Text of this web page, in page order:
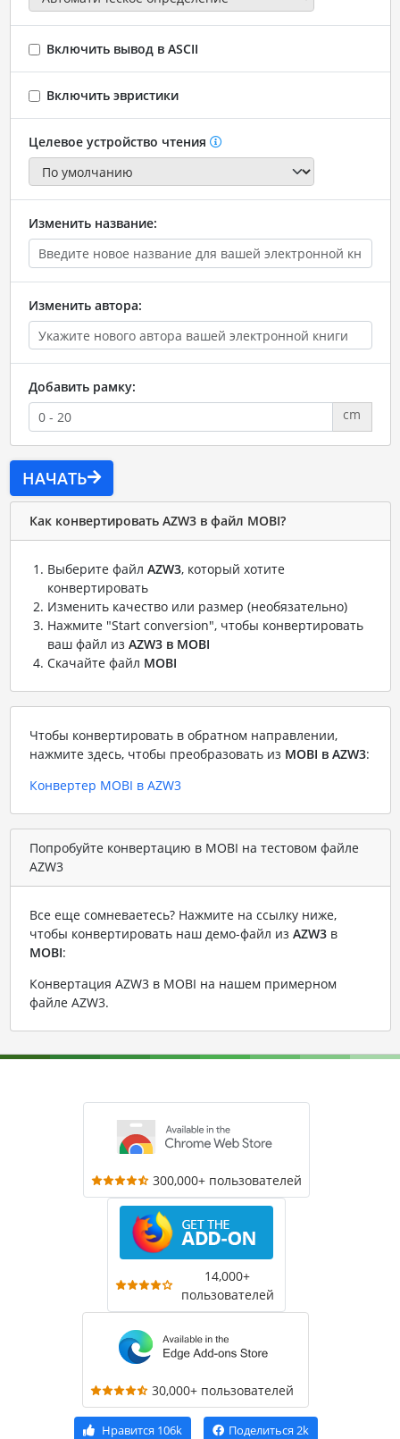
Включить вывод в ASCII
Включить эвристики
Целевое устройство чтения
Изменить название:
Изменить автора:
Добавить рамку:
cm
НАЧАТЬ
Как конвертировать AZW3 в файл MOBI?
Выберите файл AZW3, который хотите
конвертировать
Изменить качество или размер (необязательно)
Нажмите "Start conversion", чтобы конвертировать
ваш файл из AZW3 в MOBI
Скачайте файл MOBI
Чтобы конвертировать в обратном направлении,
нажмите здесь, чтобы преобразовать из MOBI в AZW3:
Конвертер MOBI в AZW3
Попробуйте конвертацию в MOBI на тестовом файле
AZW3
Все еще сомневаетесь? Нажмите на ссылку ниже,
чтобы конвертировать наш демо-файл из AZW3в
MOBI:
Конвертация AZW3 в MOBI на нашем примерном
файле AZW3.
300,000+ пользователей
14,000+
пользователей
30,000+ пользователей
Нравится 106k Поделиться 2k